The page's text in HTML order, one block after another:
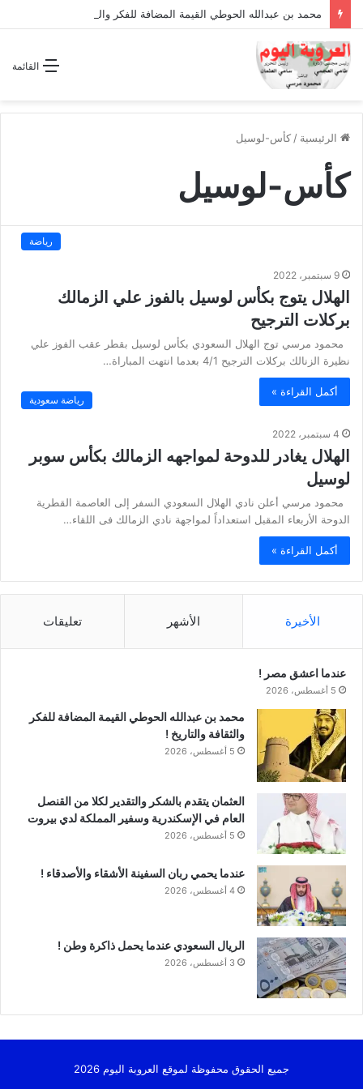
محمد بن عبدالله الحوطي القيمة المضافة للفكر والثقافة والتاريخ !
القائمة
الرئيسية / كأس-لوسيل
كأس-لوسيل
رياضة
9 سبتمبر، 2022
الهلال يتوج بكأس لوسيل بالفوز علي الزمالك
بركلات الترجيح
محمود مرسي توج الهلال السعودي بكأس لوسيل بقطر عقب الفوز علي
نظيرة الزنالك بركلات الترجيح 4/1 بعدما انتهت المباراة…
أكمل القراءة »
رياضة سعودية
4 سبتمبر، 2022
الهلال يغادر للدوحة لمواجهه الزمالك بكأس سوبر
لوسيل
محمود مرسي أعلن نادي الهلال السعودي السفر إلى العاصمة القطرية
الدوحة الأربعاء المقبل استعداداً لمواجهة نادي الزمالك فى اللقاء…
أكمل القراءة »
الأخيرة الأشهر تعليقات
عندما اعشق مصر !
5 أغسطس، 2026
محمد بن عبدالله الحوطي القيمة المضافة للفكر
والثقافة والتاريخ !
5 أغسطس، 2026
العثمان يتقدم بالشكر والتقدير لكلا من القنصل
العام في الإسكندرية وسفير المملكة لدي بيروت
5 أغسطس، 2026
عندما يحمي ربان السفينة الأشقاء والأصدقاء !
4 أغسطس، 2026
الريال السعودي عندما يحمل ذاكرة وطن !
3 أغسطس، 2026
جميع الحقوق محفوظة لموقع العروبة اليوم 2026